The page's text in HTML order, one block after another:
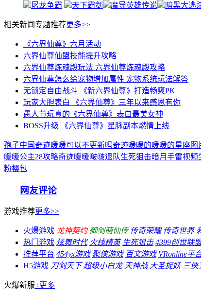
屠龙争霸 天下霸剑 魔导英雄传说 暗黑大逃
相关新闻专题推荐更多>>
《六界仙尊》六月活动
六界仙尊仙盟技能提升攻略
六界仙尊炼魂殿玩法 六界仙尊炼魂殿攻略
六界仙尊怎么给宠物增加属性 宠物系统玩法解答
无锁定自由战斗 《新六界仙尊》打造畅爽PK
玩家大胆表白 《六界仙尊》三年以来感恩有你
愚人节玩真的《六界仙尊》表白最美女神
BOSS升级 《六界仙尊》星脉副本燃情上线
孢子中国奇迹暖暖可以不更新吗奇迹暖暖的暖暖的星座图
暖暖公主28攻略奇迹暖暖啵啵退队生死狙击暗月手雷视频
粉樱包
网友评论
游戏推荐更多>>
火爆游戏 龙神契约 御剑萌仙传 传奇荣耀 传奇世界
热门游戏 炫舞时代 火线精英 生死狙击 4399创世联
推荐平台 454yx游戏 聚侠游戏 百文游戏 VRonline平
H5游戏 刀剑天下 超级小白龙 天神战 大圣捉妖 三侠
火爆新服+更多